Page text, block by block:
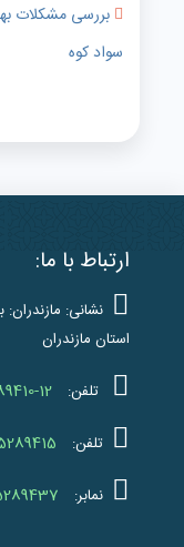
بررسی مشکلات
سواد کوه
ارتباط با ما:
نشانی: مازندران:
استان مازندران
تلفن: 12
تلفن:
نمابر: